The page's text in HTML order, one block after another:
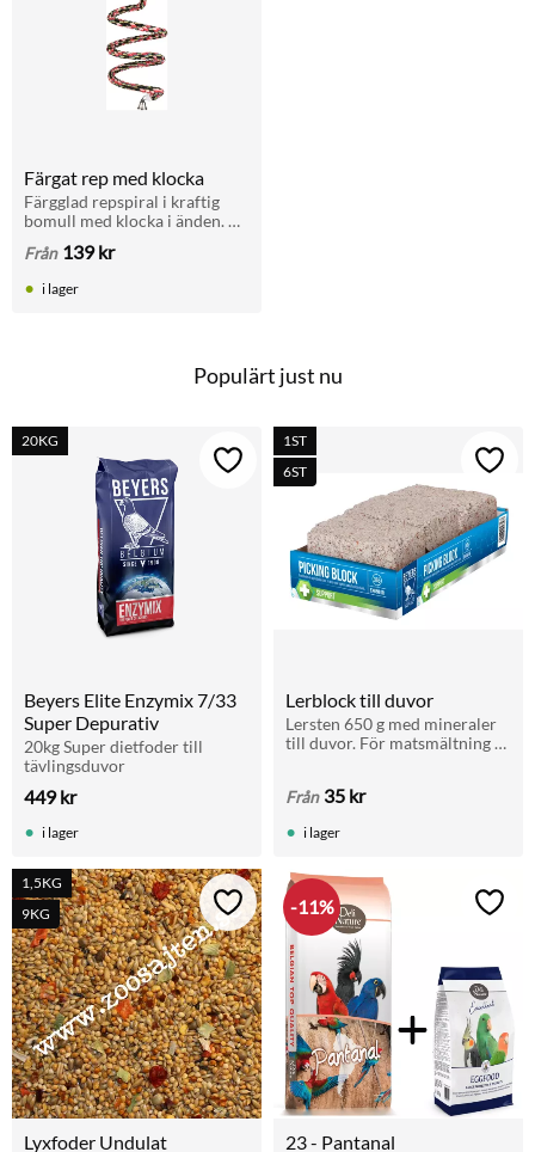
Färgat rep med klocka
Färgglad repspiral i kraftig
bomull med klocka i änden.
undulater, parakiter och
Från 139kr
i lager
Populärt just nu
Beyers Elite Enzymix 7/33
Super Depurativ
20kg Super dietfoder till
tävlingsduvor
449kr
20KG
Lägg till i favoriter
i lager
Lerblock till duvor
Lersten 650 g med mineraler
till duvor. För matsmältning
Finns även i storpack 5+1.
Från 35 kr
1ST
6ST
Lägg
i lager
Lyxfoder Undulat
1,5KG
9KG
Lägg till i favoriter
23 - Pantanal
11% Lägg